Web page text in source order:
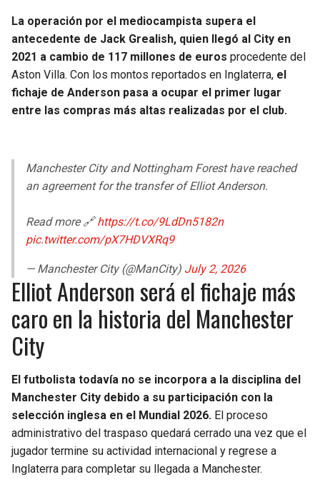
La operación por el mediocampista supera el
antecedente de Jack Grealish, quien llegó al City en
2021 a cambio de 117 millones de euros procedente del
Aston Villa. Con los montos reportados en Inglaterra, el
fichaje de Anderson pasa a ocupar el primer lugar
entre las compras más altas realizadas por el club.
Manchester City and Nottingham Forest have reached
an agreement for the transfer of Elliot Anderson.
Read more 🔗https://t.co/9LdDn5182n
pic.twitter.com/pX7HDVXRq9
— Manchester City (@ManCity) July 2, 2026
Elliot Anderson será el fichaje más
caro en la historia del Manchester
City
El futbolista todavía no se incorpora a la disciplina del
Manchester City debido a su participación con la
selección inglesa en el Mundial 2026. El proceso
administrativo del traspaso quedará cerrado una vez que el
jugador termine su actividad internacional y regrese a
Inglaterra para completar su llegada a Manchester.